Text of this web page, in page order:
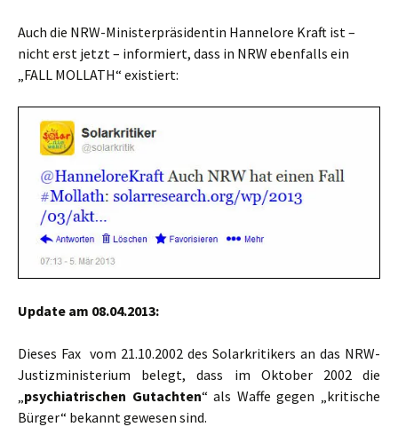
Auch die NRW-Ministerpräsidentin Hannelore Kraft ist –
nicht erst jetzt – informiert, dass in NRW ebenfalls ein
„FALL MOLLATH“ existiert:
Update am 08.04.2013:
Dieses Fax vom 21.10.2002 des Solarkritikers an das NRW-
Justizministerium belegt, dass im Oktober 2002 die
psychiatrischen Gutachten“ als Waffe gegen „kritische
Bürger“ bekannt gewesen sind.